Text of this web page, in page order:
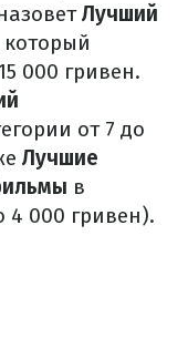
Лучший
который
000 гривен.
от 7 до
Лучшие
в
4 000 гривен).